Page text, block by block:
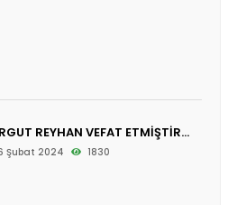
REYHAN VEFAT ETMİŞTİR...
Şubat 2024 1830